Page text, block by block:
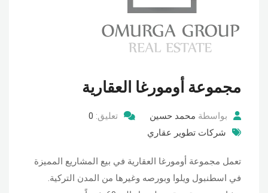
مجموعة أومورغا العقارية
بواسطة محمد حسين تعليق: 0
شركات تطوير عقاري
تعمل مجموعة أومورغا العقارية في بيع المشاريع المميزة
في اسطنبول ويلوا وبورصه وغيرها من المدن التركية.